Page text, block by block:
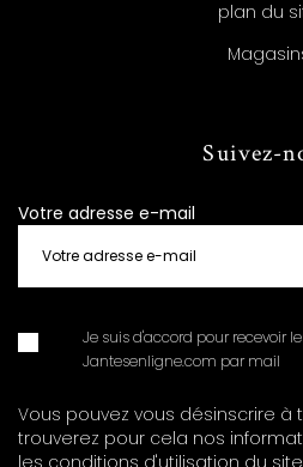
plan du
Suivez-
Votre adresse e-mail
Je suis d'accord pour recevoir
Jantesenligne.com par mail
Vous pouvez vous désinscrire à
trouverez pour cela nos
les conditions d'utilisation du site.